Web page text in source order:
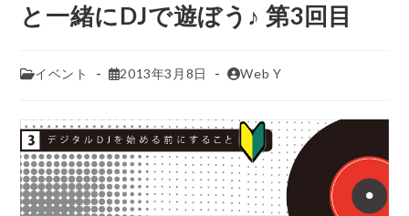
と一緒にDJで遊ぼう♪ 第3回目
イベント 2013年3月8日 Web Y